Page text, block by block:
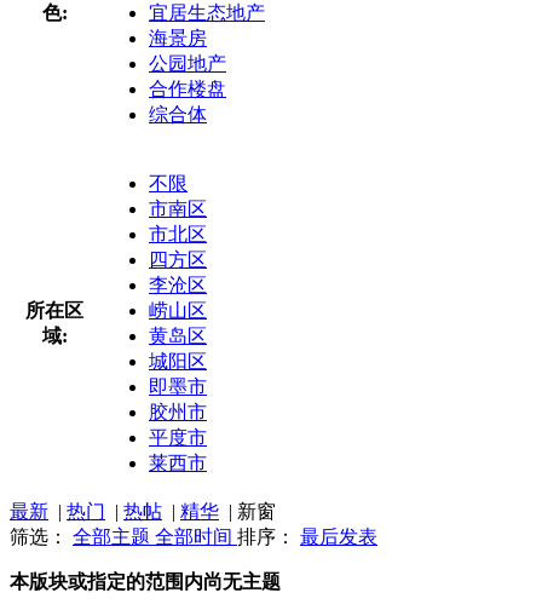
色:
宜居生态地产
海景房
公园地产
合作楼盘
综合体
所在区
域:
不限
市南区
市北区
四方区
李沧区
崂山区
黄岛区
城阳区
即墨市
胶州市
平度市
莱西市
最新 | 热门 | 热帖 | 精华 | 新窗
筛选： 全部主题 全部时间 排序： 最后发表
本版块或指定的范围内尚无主题